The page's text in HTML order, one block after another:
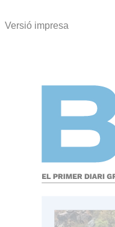
Versió impresa